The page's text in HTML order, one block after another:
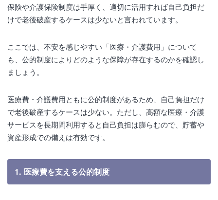
保険や介護保険制度は手厚く、適切に活用すれば自己負担だ
けで老後破産するケースは少ないと言われています。
ここでは、不安を感じやすい「医療・介護費用」について
も、公的制度によりどのような保障が存在するのかを確認し
ましょう。
医療費・介護費用ともに公的制度があるため、自己負担だけ
で老後破産するケースは少ない。ただし、高額な医療・介護
サービスを長期間利用すると自己負担は膨らむので、貯蓄や
資産形成での備えは有効です。
1. 医療費を支える公的制度